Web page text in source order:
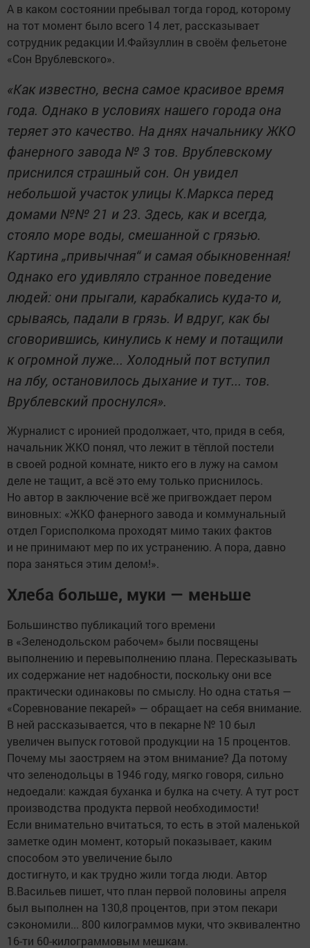
А в каком состоянии пребывал тогда город, которому
на тот момент было всего 14 лет, рассказывает
сотрудник редакции И.Файзуллин в своём фельетоне
«Сон Врублевского».
«Как известно, весна самое красивое время
года. Однако в условиях нашего города она
теряет это качество. На днях начальнику ЖКО
фанерного завода № 3 тов. Врублевскому
приснился страшный сон. Он увидел
небольшой участок улицы К.Маркса перед
домами №№ 21 и 23. Здесь, как и всегда,
стояло море воды, смешанной с грязью.
Картина „привычная“ и самая обыкновенная!
Однако его удивляло странное поведение
людей: они прыгали, карабкались куда-то и,
срываясь, падали в грязь. И вдруг, как бы
сговорившись, кинулись к нему и потащили
к огромной луже... Холодный пот вступил
на лбу, остановилось дыхание и тут... тов.
Врублевский проснулся».
Журналист с иронией продолжает, что, придя в себя,
начальник ЖКО понял, что лежит в тёплой постели
в своей родной комнате, никто его в лужу на самом
деле не тащит, а всё это ему только приснилось.
Но автор в заключение всё же пригвождает пером
виновных: «ЖКО фанерного завода и коммунальный
отдел Горисполкома проходят мимо таких фактов
и не принимают мер по их устранению. А пора, давно
пора заняться этим делом!».
Хлеба больше, муки — меньше
Большинство публикаций того времени
в «Зеленодольском рабочем» были посвящены
выполнению и перевыполнению плана. Пересказывать
их содержание нет надобности, поскольку они все
практически одинаковы по смыслу. Но одна статья —
«Соревнование пекарей» — обращает на себя внимание.
В ней рассказывается, что в пекарне № 10 был
увеличен выпуск готовой продукции на 15 процентов.
Почему мы заостряем на этом внимание? Да потому
что зеленодольцы в 1946 году, мягко говоря, сильно
недоедали: каждая буханка и булка на счету. А тут рост
производства продукта первой необходимости!
Если внимательно вчитаться, то есть в этой маленькой
заметке один момент, который показывает, каким
способом это увеличение было
достигнуто, и как трудно жили тогда люди. Автор
В.Васильев пишет, что план первой половины апреля
был выполнен на 130,8 процентов, при этом пекари
сэкономили... 800 килограммов муки, что эквивалентно
16-ти 60-килограммовым мешкам.